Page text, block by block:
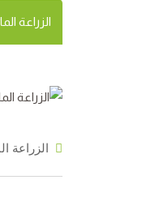
الزراعة
الزراعة